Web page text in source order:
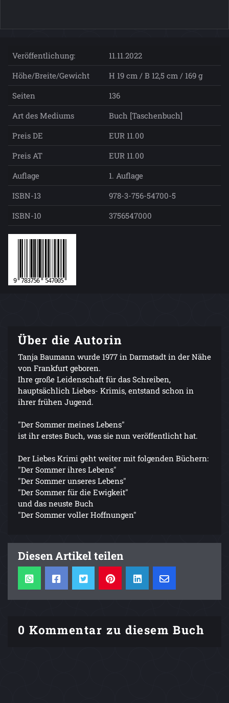
Veröffentlichung:
11.11.2022
Höhe/Breite/Gewicht
H 19 cm / B 12,5 cm / 169 g
Seiten
136
Art des Mediums
Buch [Taschenbuch]
Preis DE
EUR 11.00
Preis AT
EUR 11.00
Auflage
1. Auflage
ISBN-13
978-3-756-54700-5
ISBN-10
3756547000
Über die Autorin
Tanja Baumann wurde 1977 in Darmstadt in der Nähe
von Frankfurt geboren.
Ihre große Leidenschaft für das Schreiben,
hauptsächlich Liebes- Krimis, entstand schon in
ihrer frühen Jugend.
"Der Sommer meines Lebens"
ist ihr erstes Buch, was sie nun veröffentlicht hat.
Der Liebes Krimi geht weiter mit folgenden Büchern:
"Der Sommer ihres Lebens"
"Der Sommer unseres Lebens"
"Der Sommer für die Ewigkeit"
und das neuste Buch
"Der Sommer voller Hoffnungen"
Diesen Artikel teilen
0 Kommentar zu diesem Buch